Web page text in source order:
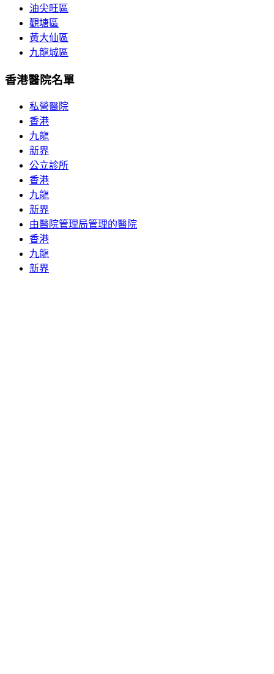
油尖旺區
觀塘區
黃大仙區
九龍城區
香港醫院名單
私營醫院
香港
九龍
新界
公立診所
香港
九龍
新界
由醫院管理局管理的醫院
香港
九龍
新界